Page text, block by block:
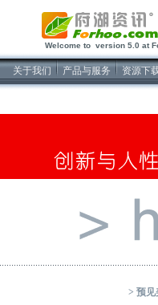
Welcome to version 5.0 at
关于我们 产品与服务 资源下
> 预见